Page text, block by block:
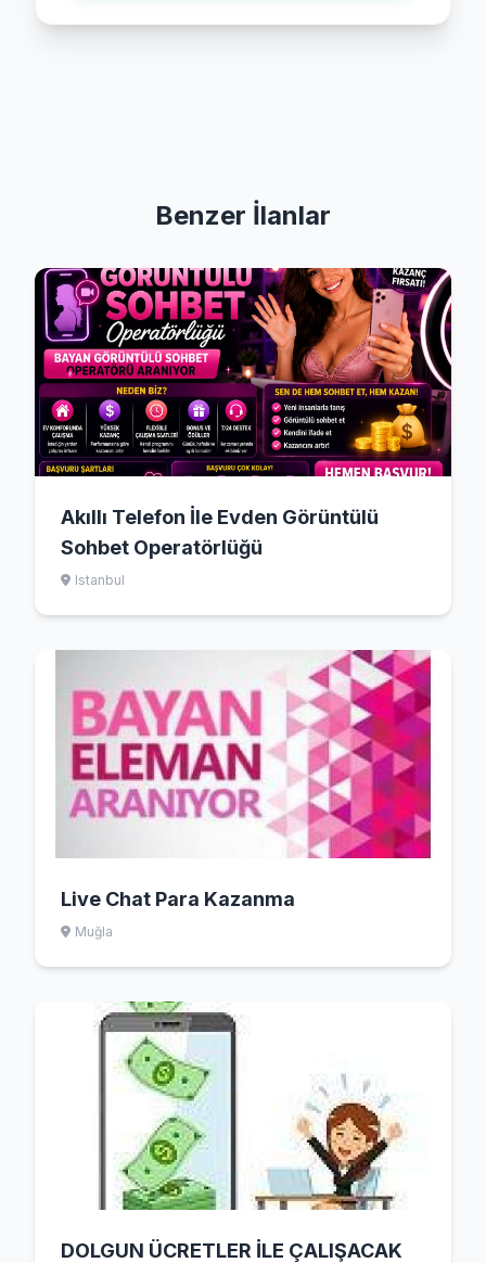
Benzer İlanlar
Akıllı Telefon İle Evden Görüntülü
Sohbet Operatörlüğü
Istanbul
Live Chat Para Kazanma
Muğla
DOLGUN ÜCRETLER İLE ÇALIŞACAK